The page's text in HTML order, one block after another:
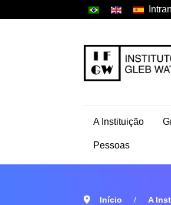
A Instituição
Pessoas
Início A